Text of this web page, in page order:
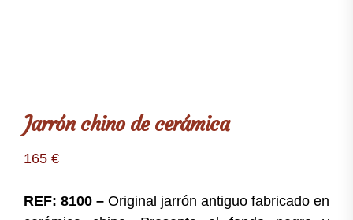
Jarrón chino de cerámica
165 €
REF: 8100 – Original jarrón antiguo fabricado en